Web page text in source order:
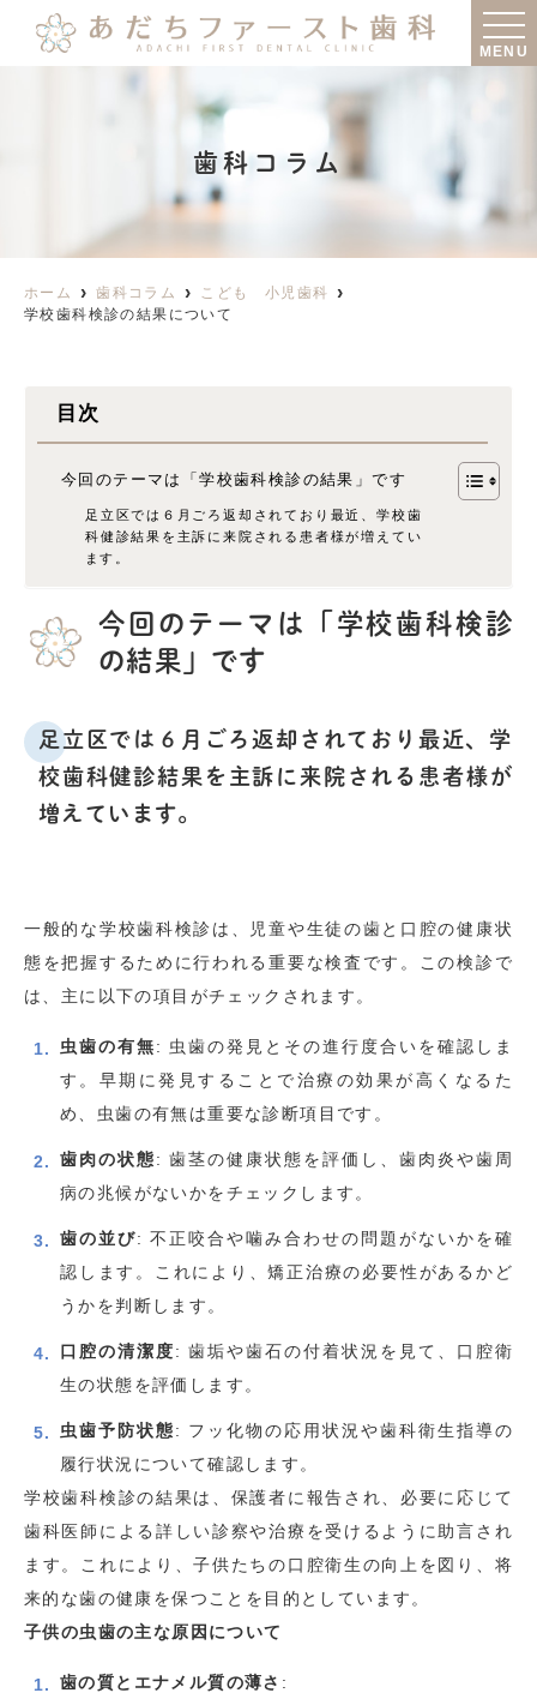
MENU
歯科コラム
ホーム 歯科コラム
こども 小児歯科
学校歯科検診の結果について
目次
今回のテーマは「学校歯科検診の結果」です
足立区では６月ごろ返却されており最近、学校歯
科健診結果を主訴に来院される患者様が増えてい
ます。
今回のテーマは「学校歯科検診
の結果」です
足立区では６月ごろ返却されており最近、学
校歯科健診結果を主訴に来院される患者様が
増えています。
一般的な学校歯科検診は、児童や生徒の歯と口腔の健康状
態を把握するために行われる重要な検査です。この検診で
は、主に以下の項目がチェックされます。
虫歯の有無: 虫歯の発見とその進行度合いを確認しま
す。早期に発見することで治療の効果が高くなるた
め、虫歯の有無は重要な診断項目です。
歯肉の状態: 歯茎の健康状態を評価し、歯肉炎や歯周
病の兆候がないかをチェックします。
歯の並び: 不正咬合や噛み合わせの問題がないかを確
認します。これにより、矯正治療の必要性があるかど
うかを判断します。
口腔の清潔度: 歯垢や歯石の付着状況を見て、口腔衛
生の状態を評価します。
虫歯予防状態: フッ化物の応用状況や歯科衛生指導の
履行状況について確認します。
学校歯科検診の結果は、保護者に報告され、必要に応じて
歯科医師による詳しい診察や治療を受けるように助言され
ます。これにより、子供たちの口腔衛生の向上を図り、将
来的な歯の健康を保つことを目的としています。
子供の虫歯の主な原因について
歯の質とエナメル質の薄さ :